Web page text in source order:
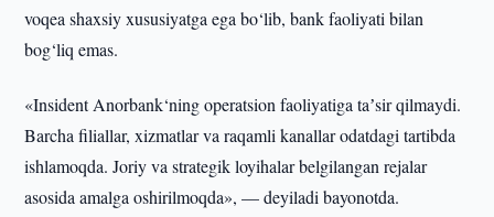
voqea shaxsiy xususiyatga ega bo‘lib, bank faoliyati bilan
bog‘liq emas.
«Insident Anorbank‘ning operatsion faoliyatiga taʼsir qilmaydi.
Barcha filiallar, xizmatlar va raqamli kanallar odatdagi tartibda
ishlamoqda. Joriy va strategik loyihalar belgilangan rejalar
asosida amalga oshirilmoqda», — deyiladi bayonotda.